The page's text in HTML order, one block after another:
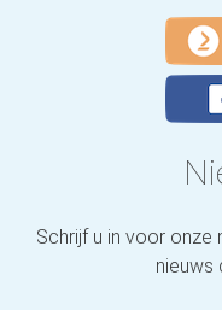
Schrijf u in voor onze
nieuws